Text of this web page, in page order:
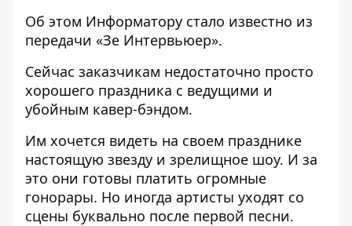
Об этом Информатору стало известно из
передачи «Зе Интервьюер».
Сейчас заказчикам недостаточно просто
хорошего праздника с ведущими и
убойным кавер-бэндом.
Им хочется видеть на своем празднике
настоящую звезду и зрелищное шоу. И за
это они готовы платить огромные
гонорары. Но иногда артисты уходят со
сцены буквально после первой песни.